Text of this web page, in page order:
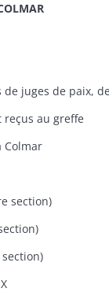
au greffe
Colmar
section)